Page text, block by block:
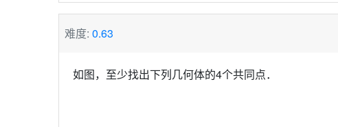
难度: 0.63
如图，至少找出下列几何体的4个共同点．